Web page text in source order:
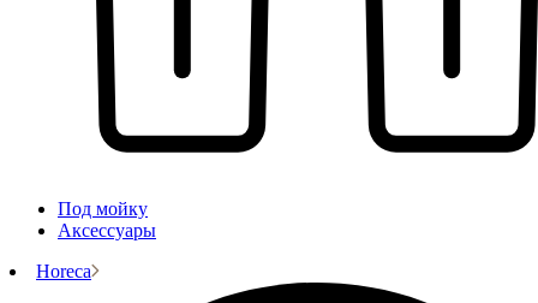
Под мойку
Аксессуары
Horeca